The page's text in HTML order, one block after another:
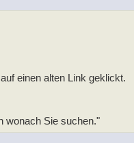
einen alten Link geklickt.
wonach Sie suchen."